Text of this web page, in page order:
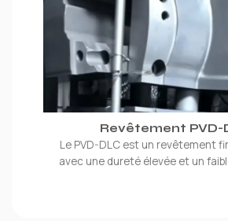
Revêtement PVD-
Le PVD-DLC est un revêtement
avec une dureté élevée et un